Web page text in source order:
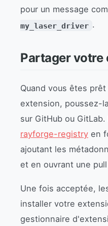
pour un message
my_laser_driver .
Partager votre
Quand vous êtes
extension, poussez-
sur GitHub ou
rayforge-registry en
ajoutant les
et en ouvrant une
Une fois acceptée,
installer votre
gestionnaire